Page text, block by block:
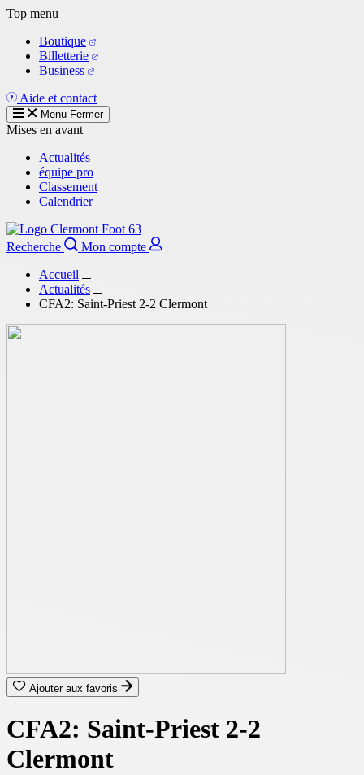
Aller
contenu
principal
Top menu
Boutique
Billetterie
Business
Aide et contact
Menu Fermer
Mises en avant
Actualités
équipe pro
Classement
Calendrier
Recherche
Mon compte
Accueil
Actualités
CFA2: Saint-Priest 2-2 Clermont
Ajouter aux favoris
CFA2: Saint-Priest 2-2
Clermont